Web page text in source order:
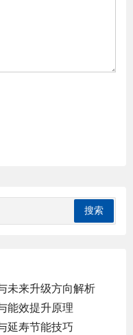
未来升级方向解析
能效提升原理
延寿节能技巧